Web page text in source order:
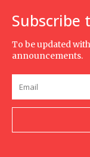
Subscribe
To be updated
announcements.